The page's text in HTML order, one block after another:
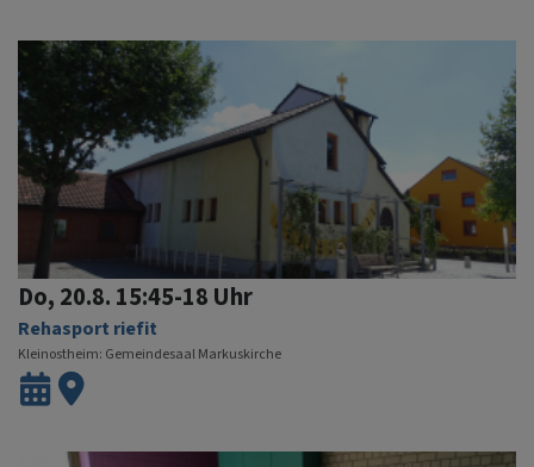
Do, 20.8. 15:45-18 Uhr
Rehasport riefit
Kleinostheim Gemeindesaal Markuskirche